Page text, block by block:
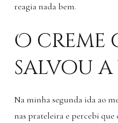
reagia nada bem.
O creme
salvou
Na minha segunda ida ao
nas prateleira e percebi